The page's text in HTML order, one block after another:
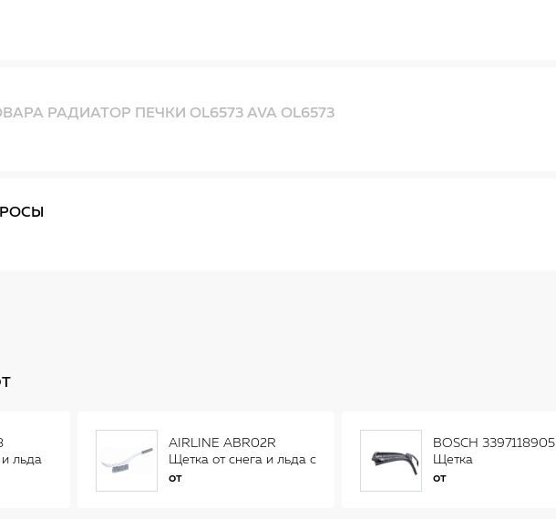
РАДИАТОР ПЕЧКИ OL6573 AVA OL6573
льда
AIRLINE ABR02R
Щетка от снега и льда с
распушенной щетиной
от
BOSCH 3397118905
Щетка
стеклоочистителя
от